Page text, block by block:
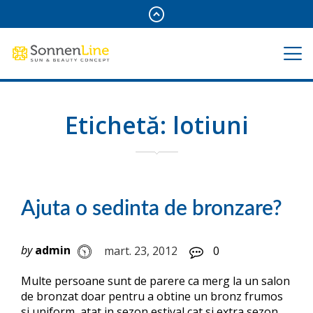
Etichetă: lotiuni
Ajuta o sedinta de bronzare?
by admin mart. 23, 2012
0
Multe persoane sunt de parere ca merg la un salon
de bronzat doar pentru a obtine un bronz frumos